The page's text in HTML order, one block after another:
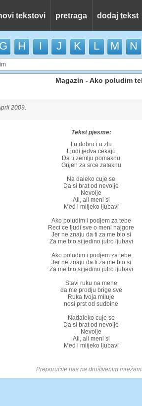
tekstovi pretraga dodaj tekst
H I J K L M N
Magazin - Ako poludim
2009.
Tekst pjesme:
I u dobru i u zlu
Ljudi jedva cekaju
Da ti zemlju pomaknu
Grijeh za srce zataknu
Na daleko cuje se
Da si brat od nevolje
Nevolje
Ali, ali meni si
Med i mlijeko ljubavi
Ako poludim i podjem za tebe
Reci ce ljudi sve o meni najgore
Jer ne znaju da ti za me bio si
Za me bio si jedino jutro ljubavi
Ako poludim i podjem za tebe
Jer ne znaju da ti za me bio si
Za me bio si jedino jutro ljubavi
Stavi ruku na mene
da me prodju brige sve
Ruka tvoja miluje
nosi prst od sudbine
Nadaleko cuje se
Da si brat od nevolje
Nevolje
Ali, ali meni si
Med i mlijeko ljubavi
Preporučite nas na društvenim